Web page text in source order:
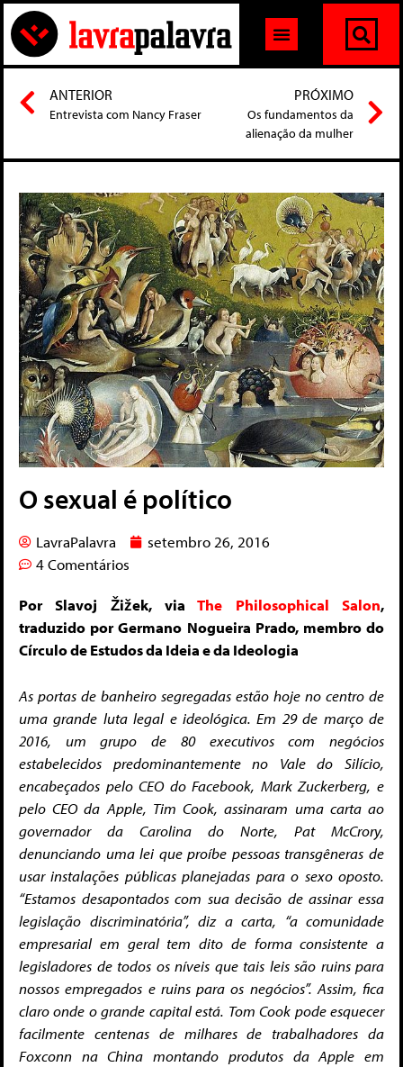
ANTERIOR
Entrevista com Nancy Fraser
PRÓXIMO
Os fundamentos da
alienação da mulher
O sexual é político
LavraPalavra
setembro 26, 2016
4 Comentários
Por Slavoj Žižek, viaThe Philosophical Salon,
traduzido por Germano Nogueira Prado, membro do
Círculo de Estudos da Ideia e da Ideologia
As portas de banheiro segregadas estão hoje no centro de
uma grande luta legal e ideológica. Em 29 de março de
2016, um grupo de 80 executivos com negócios
estabelecidos predominantemente no Vale do Silício,
encabeçados pelo CEO do Facebook, Mark Zuckerberg, e
pelo CEO da Apple, Tim Cook, assinaram uma carta ao
governador da Carolina do Norte, Pat McCrory,
denunciando uma lei que proíbe pessoas transgêneras de
usar instalações públicas planejadas para o sexo oposto.
“Estamos desapontados com sua decisão de assinar essa
legislação discriminatória”, diz a carta, “a comunidade
empresarial em geral tem dito de forma consistente a
legisladores de todos os níveis que tais leis são ruins para
nossos empregados e ruins para os negócios”. Assim, fica
claro onde o grande capital está. Tom Cook pode esquecer
facilmente centenas de milhares de trabalhadores da
Foxconn na China montando produtos da Apple em